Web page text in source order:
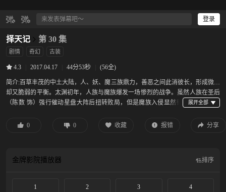
登录
择天记 第 30 集
剧情 奇幻 古装
4.3 2017.04.17 44分53秒 (56全)
简介:百草丰茂的中土大陆，人、妖、魔三族鼎力，善恶之间此消彼长，形成微妙
却又脆弱的平衡。太渊初年，人族与魔族爆发一场惨烈的战争。虽然人族在圣后
（陈数 饰）强行催动星盘大阵后扭转败局，但是魔族入侵显然得
道人（曾志伟 饰）在世外桃源潜心修炼，他天资聪颖，但身体羸弱，注定背负着
的好友，命运的齿轮由此开始转动…… 本片根据猫腻同名小说改编。
0 0 收藏 报错 分享
金牌影院播放器 排序
1 2 3 4